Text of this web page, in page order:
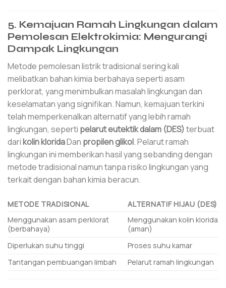
5. Kemajuan Ramah Lingkungan dalam
Pemolesan Elektrokimia: Mengurangi
Dampak Lingkungan
Metode pemolesan listrik tradisional sering kali
melibatkan bahan kimia berbahaya seperti asam
perklorat, yang menimbulkan masalah lingkungan dan
keselamatan yang signifikan. Namun, kemajuan terkini
telah memperkenalkan alternatif yang lebih ramah
lingkungan, seperti pelarut eutektik dalam (DES)terbuat
darikolin kloridaDan propilen glikol. Pelarut ramah
lingkungan ini memberikan hasil yang sebanding dengan
metode tradisional namun tanpa risiko lingkungan yang
terkait dengan bahan kimia beracun.
METODE TRADISIONAL
ALTERNATIF HIJAU (DES)
Menggunakan asam perklorat
(berbahaya)
Menggunakan kolin klorida
(aman)
Diperlukan suhu tinggi
Proses suhu kamar
Tantangan pembuangan limbah
Pelarut ramah lingkungan